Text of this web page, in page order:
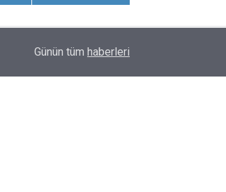
Almanya’da Kritik Patriot Üssünde İki Şüpheli
Günün tüm haberleri